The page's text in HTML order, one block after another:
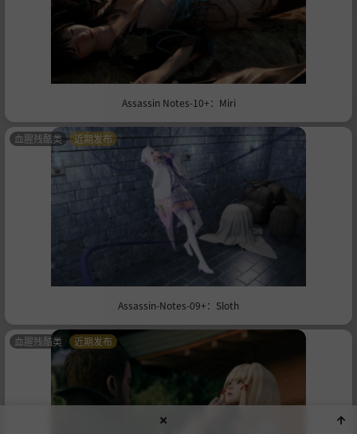
Assassin Notes-10+：Miri
Assassin-Notes-09+：Sloth
血腥残酷类 近期发布
血腥残酷类 近期发布